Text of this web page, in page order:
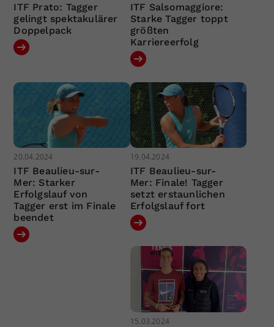
ITF Prato: Tagger
gelingt spektakulärer
Doppelpack
ITF Salsomaggiore:
Starke Tagger toppt
größten
Karriereerfolg
20.04.2024
ITF Beaulieu-sur-
Mer: Starker
Erfolgslauf von
Tagger erst im Finale
beendet
19.04.2024
ITF Beaulieu-sur-
Mer: Finale! Tagger
setzt erstaunlichen
Erfolgslauf fort
15.03.2024